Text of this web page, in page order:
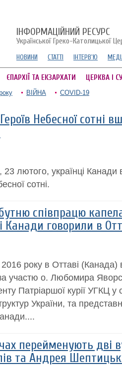
ІНФОРМАЦІЙНИЙ РЕСУРС
Української Греко-Католицької
НОВИНИ СТАТТІ ІНТЕРВ'Ю
ЄПАРХІЇ ТА ЕКЗАРХАТИ ЦЕРКВА І
ВІЙНА COVID-19
Небесної сотні
23 лютого, українці
сотні.
співпрацю
Канади говорили в
року в Оттаві (Канада)
участю о. Любомира
Патріаршої курії УГКЦ
України, та
перейменують дві
та Андрея